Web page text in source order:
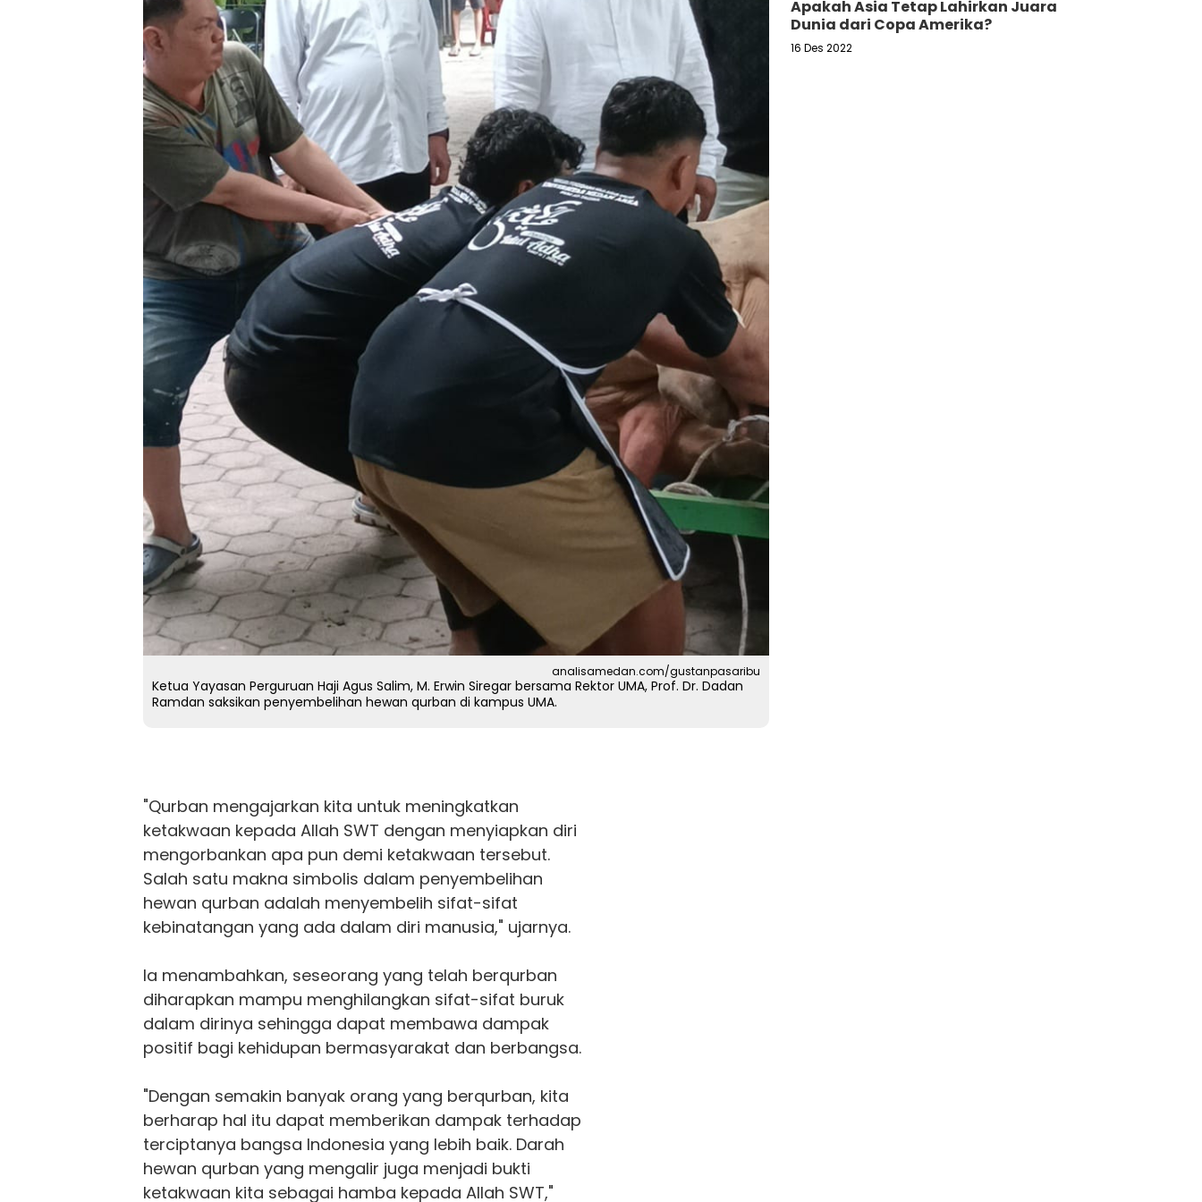
analisamedan.com/gustanpasaribu
Ketua Yayasan Perguruan Haji Agus Salim, M. Erwin Siregar bersama Rektor UMA, Prof. Dr. Dadan
Ramdan saksikan penyembelihan hewan qurban di kampus UMA.
"Qurban mengajarkan kita untuk meningkatkan
ketakwaan kepada Allah SWT dengan menyiapkan diri
mengorbankan apa pun demi ketakwaan tersebut.
Salah satu makna simbolis dalam penyembelihan
hewan qurban adalah menyembelih sifat-sifat
kebinatangan yang ada dalam diri manusia," ujarnya.
Ia menambahkan, seseorang yang telah berqurban
diharapkan mampu menghilangkan sifat-sifat buruk
dalam dirinya sehingga dapat membawa dampak
positif bagi kehidupan bermasyarakat dan berbangsa.
"Dengan semakin banyak orang yang berqurban, kita
berharap hal itu dapat memberikan dampak terhadap
terciptanya bangsa Indonesia yang lebih baik. Darah
hewan qurban yang mengalir juga menjadi bukti
ketakwaan kita sebagai hamba kepada Allah SWT,"
Apakah Asia Tetap Lahirkan Juara
Dunia dari Copa Amerika?
16 Des 2022